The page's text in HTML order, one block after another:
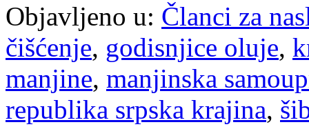
Objavljeno u: Članci za
čišćenje, godisnjice oluje,
manjine, manjinska
republika srpska krajina,